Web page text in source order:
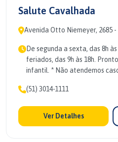
Salute Cavalhada
Avenida Otto Niemeyer, 2685
De segunda a sexta, das 8h
feriados, das 9h às 18h.
infantil. * Não atendemos
(51) 3014-1111
Ver Detalhes